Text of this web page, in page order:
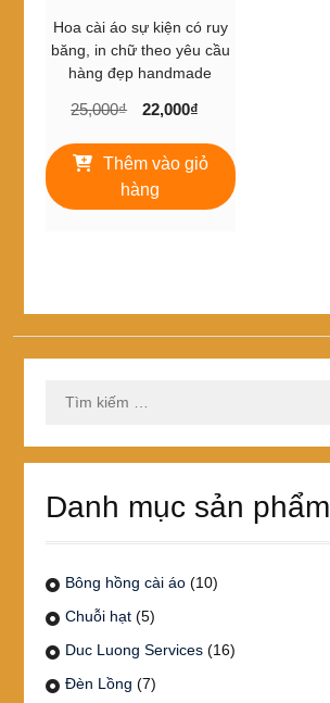
Hoa cài áo sự kiện có ruy
băng, in chữ theo yêu cầu
hàng đẹp handmade
25,000₫
Giá
là:
25,000₫.
22,000₫
tại
22,000₫.
Thêm vào giỏ
hàng
kiếm
Danh mục sản phẩm
Bông hồng cài áo (10)
Chuỗi hạt (5)
Duc Luong Services (16)
Đèn Lồng (7)